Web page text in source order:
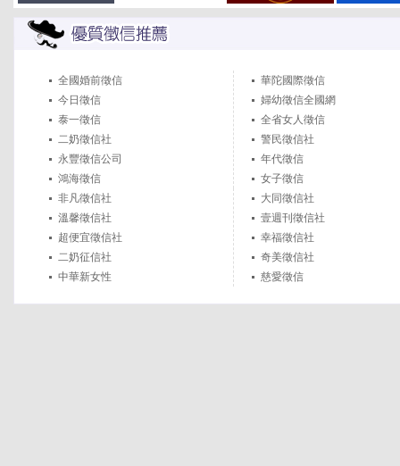
全國婚前徵信
今日徵信
泰一徵信
二奶徵信社
永豐徵信公司
鴻海徵信
華陀國際徵信
婦幼徵信全國網
全省女人徵信
警民徵信社
年代徵信
女子徵信
非凡徵信社
溫馨徵信社
超便宜徵信社
二奶征信社
中華新女性
大同徵信社
壹週刊徵信社
幸福徵信社
奇美徵信社
慈愛徵信